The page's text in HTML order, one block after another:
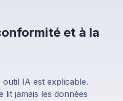
et à la
IA est explicable.
lit jamais les données